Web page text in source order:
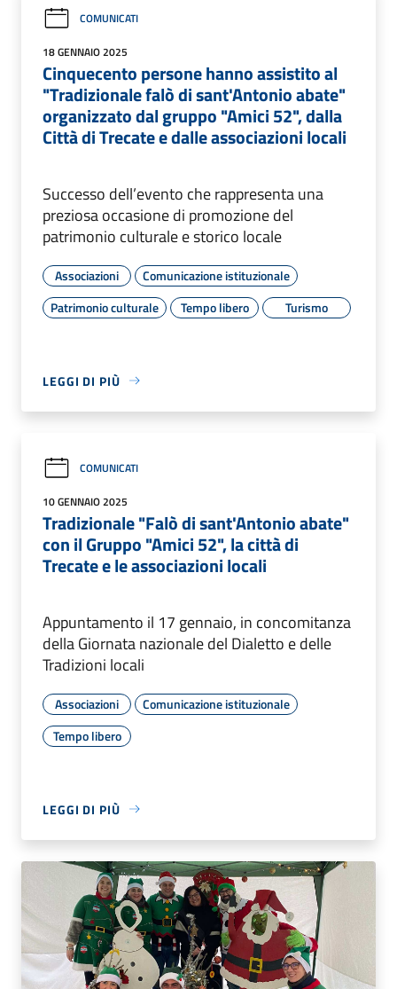
COMUNICATI
18 GENNAIO 2025
Cinquecento persone hanno assistito al
"Tradizionale falò di sant'Antonio abate"
organizzato dal gruppo "Amici 52", dalla
Città di Trecate e dalle associazioni locali
Successo dell’evento che rappresenta una
preziosa occasione di promozione del
patrimonio culturale e storico locale
Associazioni
Comunicazione istituzionale
Patrimonio culturale
Tempo libero Turismo
LEGGI DI PIÙ
COMUNICATI
10 GENNAIO 2025
Tradizionale "Falò di sant'Antonio abate"
con il Gruppo "Amici 52", la città di
Trecate e le associazioni locali
Appuntamento il 17 gennaio, in concomitanza
della Giornata nazionale del Dialetto e delle
Tradizioni locali
Associazioni
Comunicazione istituzionale
Tempo libero
LEGGI DI PIÙ